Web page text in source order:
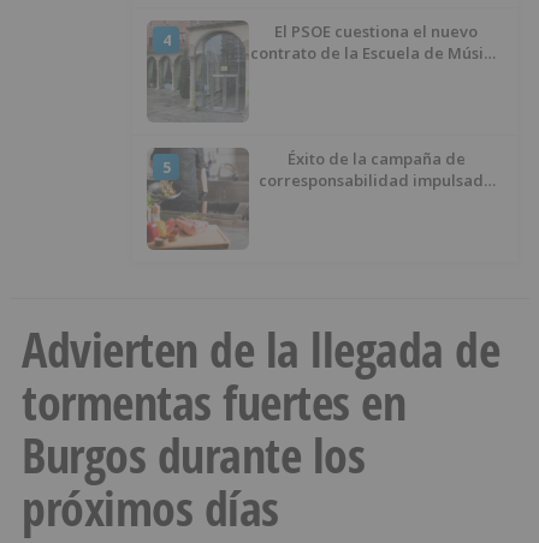
4
El PSOE cuestiona el nuevo
contrato de la Escuela de Música
5
Éxito de la campaña de
corresponsabilidad impulsada
Advierten de la llegada de
tormentas fuertes en
Burgos durante los
próximos días